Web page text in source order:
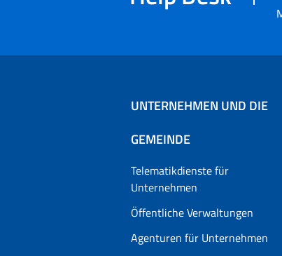
UNTERNEHMEN UND DIE
GEMEINDE
Telematikdienste für
Unternehmen
Öffentliche Verwaltungen
Agenturen für Unternehmen